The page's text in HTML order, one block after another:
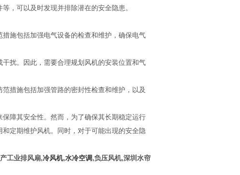
可以及时发现并排除潜在的安全隐患。
施包括加强电气设备的检查和维护，确保电气
扰。因此，需要合理规划风机的安装位置和气
措施包括加强管路的密封性检查和维护，以及
障其安全性。然而，为了确保其长期稳定运行
定期维护风机。同时，对于可能出现的安全隐
工业排风扇,冷风机,水冷空调,负压风机,深圳水帘